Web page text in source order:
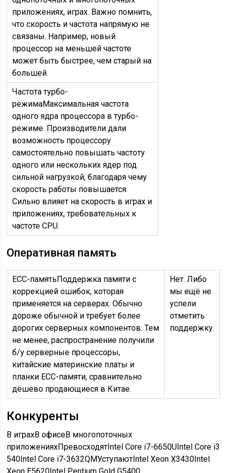
приложениях, играх. Важно помнить,
что скорость и частота напрямую не
связаны. Например, новый
процессор на меньшей частоте
может быть быстрее, чем старый на
большей.
Частота турбо-
режимаМаксимальная частота
одного ядра процессора в турбо-
режиме. Производители дали
возможность процессору
самостоятельно повышать частоту
одного или нескольких ядер под
сильной нагрузкой, благодаря чему
скорость работы повышается.
Сильно влияет на скорость в играх и
приложениях, требовательных к
частоте CPU.
Оперативная память
ECC-памятьПоддержка памяти с
коррекцией ошибок, которая
применяется на серверах. Обычно
дороже обычной и требует более
дорогих серверных компонентов. Тем
не менее, распространение получили
б/у серверные процессоры,
китайские материнские платы и
планки ECC-памяти, сравнительно
дёшево продающиеся в Китае.
Нет. Либо
мы ещё не
успели
отметить
поддержку.
Конкуренты
В играхВ офисеВ многопоточных
приложенияхПревосходятIntel Core i7-6650UIntel Core i3
540Intel Core i7-3632QMУступаютIntel Xeon X3430Intel